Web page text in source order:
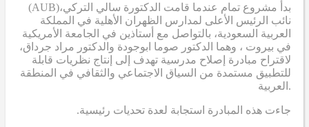
(AUB)بدأ مشروع تمام عندما قامت الدكتورة سالي التركي،
نائب الرئيس الأعلى لمدارس الظهران الأهلية في المملكة
العربية السعودية، بالتواصل مع أستاذين في الجامعة الأمريكية
في بيروت ، وهما الدكتور صوما ابوجودة والدكتور مراد جرداق،
لاقتراح مبادرة إصلاح مدرسية تهدف إلى إنتاج نظريات قابلة
للتطبيق مستمدة من السياق الاجتماعي والثقافي في المنطقة
العربية.
.جاءت هذه المبادرة استجابة لعدة تحديات رئيسية